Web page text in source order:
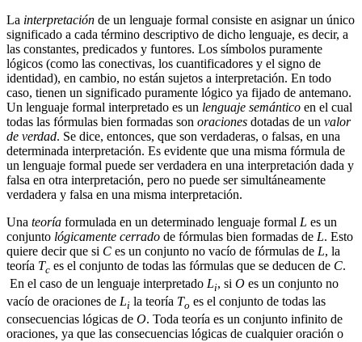
La interpretación de un lenguaje formal consiste en asignar un único
significado a cada término descriptivo de dicho lenguaje, es decir, a
las constantes, predicados y funtores. Los símbolos puramente
lógicos (como las conectivas, los cuantificadores y el signo de
identidad), en cambio, no están sujetos a interpretación. En todo
caso, tienen un significado puramente lógico ya fijado de antemano.
Un lenguaje formal interpretado es un lenguaje semántico en el cual
todas las fórmulas bien formadas son oraciones dotadas de un valor
de verdad. Se dice, entonces, que son verdaderas, o falsas, en una
determinada interpretación. Es evidente que una misma fórmula de
un lenguaje formal puede ser verdadera en una interpretación dada y
falsa en otra interpretación, pero no puede ser simultáneamente
verdadera y falsa en una misma interpretación.
Una teoría formulada en un determinado lenguaje formal L es un
conjunto lógicamente cerrado de fórmulas bien formadas de L. Esto
quiere decir que si C es un conjunto no vacío de fórmulas de L, la
teoría Tc es el conjunto de todas las fórmulas que se deducen de C.
En el caso de un lenguaje interpretado Li, si O es un conjunto no
vacío de oraciones de Li la teoría To es el conjunto de todas las
consecuencias lógicas de O. Toda teoría es un conjunto infinito de
oraciones, ya que las consecuencias lógicas de cualquier oración o